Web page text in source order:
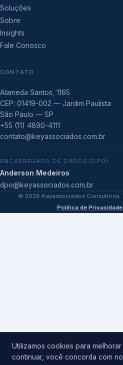
Soluções
Sobre
Insights
Fale Conosco
CONTATO
Alameda Santos, 1165
CEP: 01419-002 — Jardim Paulista
São Paulo — SP
+55 (11) 4890-4111
contato@keyassociados.com.br
ENCARREGADO DE DADOS (DPO)
Anderson Medeiros
dpo@keyassociados.com.br
© 2026 Keyassociados
Política de Privacidade
Utilizamos cookies para
continuar, você concorda com